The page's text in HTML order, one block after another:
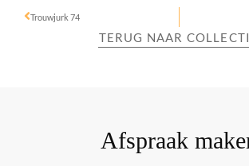
Trouwjurk 74
TERUG NAAR
Afspraak